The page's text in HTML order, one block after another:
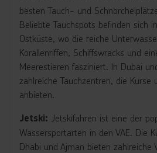
besten Tauch- und
Beliebte Tauchspots befinden sich
Ostküste, wo die reiche
Korallenriffen, Schiffswracks und
Meerestieren fasziniert. In Dubai
zahlreiche Tauchzentren, die Kurse
anbieten.
Jetski: Jetskifahren ist eine der
Wassersportarten in den VAE. Die
Dhabi und Ajman bieten zahlreiche